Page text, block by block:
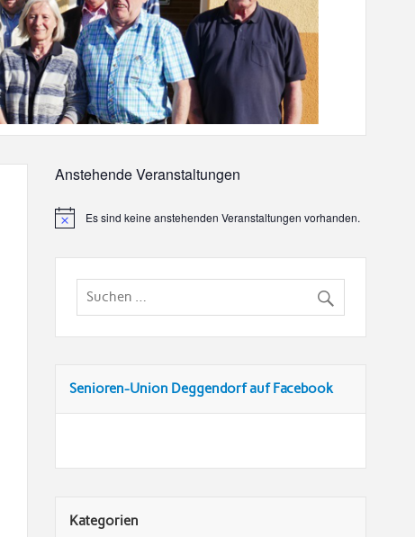
Anstehende Veranstaltungen
Es sind keine anstehenden Veranstaltungen vorhanden.
Senioren-Union Deggendorf auf Facebook
Kategorien